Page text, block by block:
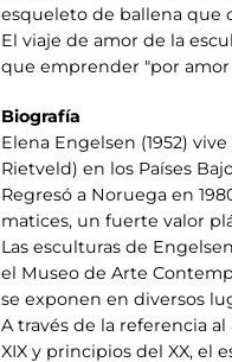
esqueleto de ballena que
El viaje de amor de la
que emprender "por amor
Biografía
Elena Engelsen (1952)
Rietveld) en los Países
Regresó a Noruega en
matices, un fuerte valor
Las esculturas de
el Museo de Arte
se exponen en diversos
A través de la referencia
XIX y principios del XX, el